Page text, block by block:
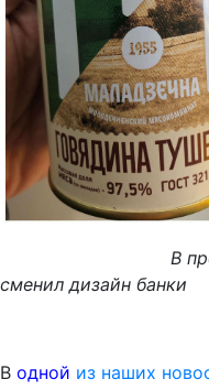
В прошлом
сменил дизайн банки
В одной из наших